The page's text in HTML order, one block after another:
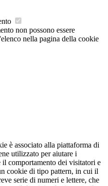
non possono essere
nella pagina della cookie
è associato alla piattaforma di
utilizzato per aiutare i
comportamento dei visitatori e
cookie di tipo pattern, in cui il
serie di numeri e lettere, che